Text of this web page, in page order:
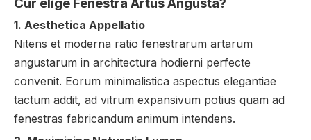
1. Aesthetica Appellatio
Nitens et moderna ratio fenestrarum artarum
angustarum in architectura hodierni perfecte
convenit. Eorum minimalistica aspectus elegantiae
tactum addit, ad vitrum expansivum potius quam ad
fenestras fabricandum animum intendens.